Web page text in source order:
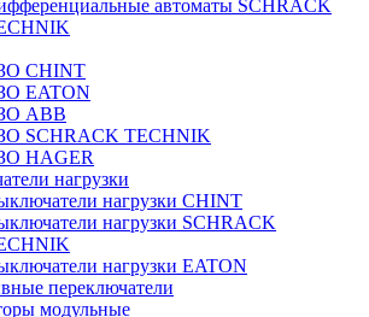
автоматы SCHRACK
CHINT
EATON
ABB
SCHRACK TECHNIK
HAGER
нагрузки
нагрузки CHINT
нагрузки SCHRACK
нагрузки EATON
переключатели
модульные